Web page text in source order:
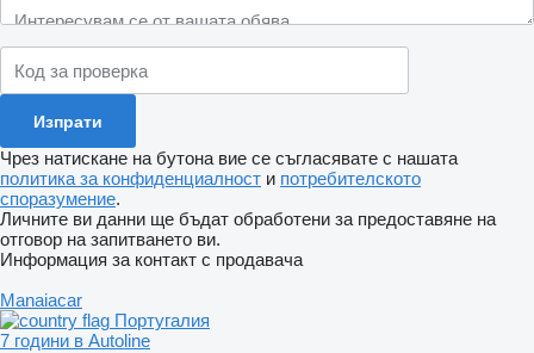
Чрез натискане на бутона вие се съгласявате с нашата
политика за конфиденциалност и потребителското
споразумение.
Личните ви данни ще бъдат обработени за предоставяне на
отговор на запитването ви.
Информация за контакт с продавача
Manaiacar
Португалия
7 години в Autoline